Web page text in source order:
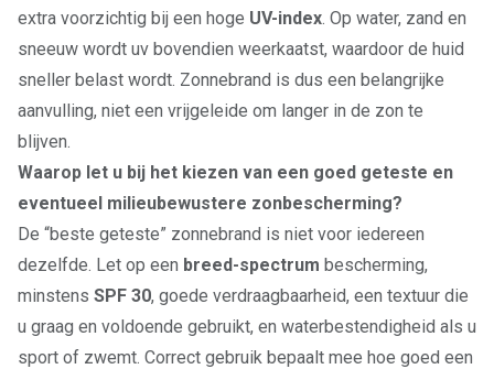
extra voorzichtig bij een hoge UV-index. Op water, zand en
sneeuw wordt uv bovendien weerkaatst, waardoor de huid
sneller belast wordt. Zonnebrand is dus een belangrijke
aanvulling, niet een vrijgeleide om langer in de zon te
blijven.
Waarop let u bij het kiezen van een goed geteste en
eventueel milieubewustere zonbescherming?
De “beste geteste” zonnebrand is niet voor iedereen
dezelfde. Let op een breed-spectrum bescherming,
minstens SPF 30, goede verdraagbaarheid, een textuur die
u graag en voldoende gebruikt, en waterbestendigheid als u
sport of zwemt. Correct gebruik bepaalt mee hoe goed een